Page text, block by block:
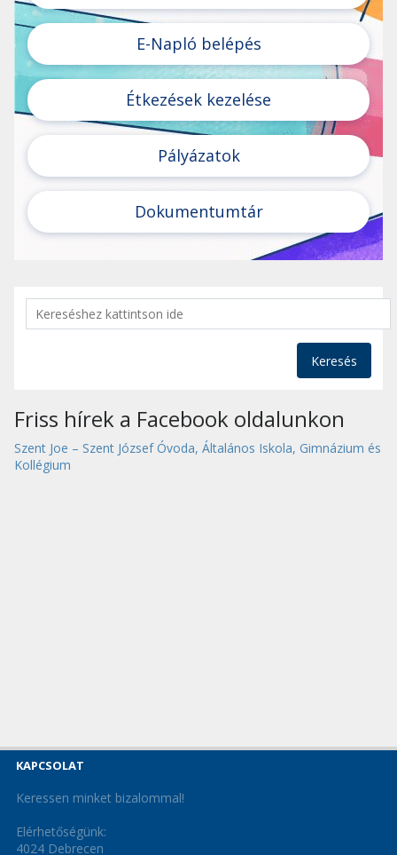
E-Napló belépés
Étkezések kezelése
Pályázatok
Dokumentumtár
Keresés
Friss hírek a Facebook oldalunkon
Szent Joe – Szent József Óvoda, Általános Iskola, Gimnázium és
Kollégium
KAPCSOLAT
Keressen minket bizalommal!
Elérhetőségünk:
4024 Debrecen